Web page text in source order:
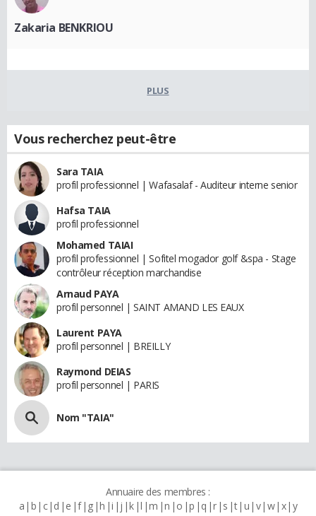
Zakaria BENKRIOU
PLUS
Vous recherchez peut-être
Sara TAIA
profil professionnel | Wafasalaf - Auditeur interne senior
Hafsa TAIA
profil professionnel
Mohamed TAIAI
profil professionnel | Sofitel mogador golf &spa - Stage
contrôleur réception marchandise
Arnaud PAYA
profil personnel | SAINT AMAND LES EAUX
Laurent PAYA
profil personnel | BREILLY
Raymond DEIAS
profil personnel | PARIS
Nom "TAIA"
Annuaire des membres :
a b c d e f g h i j k l m n o p q r s t u v w x y